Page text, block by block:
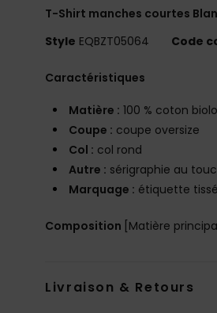
T-Shirt manches courtes
Style EQBZT05064 Code
Caractéristiques
Matière : 100 % coton
Coupe : coupe oversize
Col : col rond
Autre : sérigraphie au
Marquage : étiquette
Composition [Matière
Livraison & Retours